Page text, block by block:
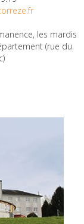
les mardis
(rue du